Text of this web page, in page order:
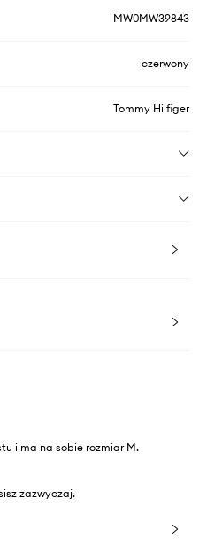
MW0MW39843
czerwony
Tommy Hilfiger
i ma na sobie rozmiar M.
zazwyczaj.